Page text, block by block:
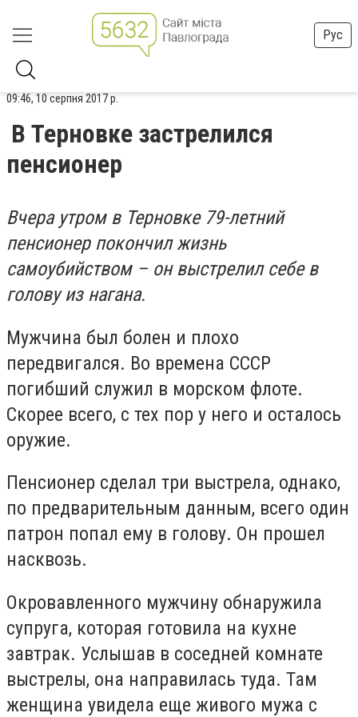
Рус
09:46, 10 серпня 2017 р.
В Терновке застрелился
пенсионер
Вчера утром в Терновке 79-летний
пенсионер покончил жизнь
самоубийством – он выстрелил себе в
голову из нагана.
Мужчина был болен и плохо
передвигался. Во времена СССР
погибший служил в морском флоте.
Скорее всего, с тех пор у него и осталось
оружие.
Пенсионер сделал три выстрела, однако,
по предварительным данным, всего один
патрон попал ему в голову. Он прошел
насквозь.
Окровавленного мужчину обнаружила
супруга, которая готовила на кухне
завтрак. Услышав в соседней комнате
выстрелы, она направилась туда. Там
женщина увидела еще живого мужа с